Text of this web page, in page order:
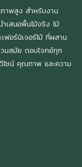
าพสูง สำหรับงาน
เสนอพื้นไม้จริง ไม้
ฟอร์นิเจอร์ไม้ ที่ผสาน
มสมัย ตอบโจทย์ทุก
ไซน์ คุณภาพ และความ